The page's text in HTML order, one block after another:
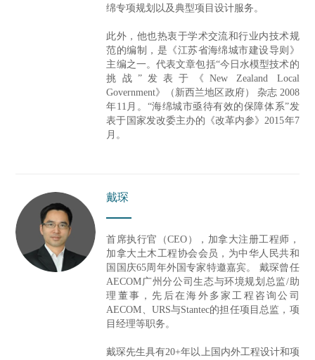
绵专项规划以及典型项目设计服务。
此外，他也热衷于学术交流和行业内技术规
范的编制，是《江苏省海绵城市建设导则》
主编之一。代表文章包括“今日水模型技术的
挑战”发表于《New Zealand Local
Government》（新西兰地区政府） 杂志 2008
年11月。“海绵城市亟待有效的保障体系”发
表于国家发改委主办的《改革内参》2015年7
月。
戴琛
首席执行官（CEO），加拿大注册工程师，
加拿大土木工程协会会员，为中华人民共和
国国庆65周年外国专家特邀嘉宾。 戴琛曾任
AECOM广州分公司生态与环境规划总监/助
理董事，先后在海外多家工程咨询公司
AECOM、URS与Stantec的担任项目总监，项
目经理等职务。
戴琛先生具有20+年以上国内外工程设计和项